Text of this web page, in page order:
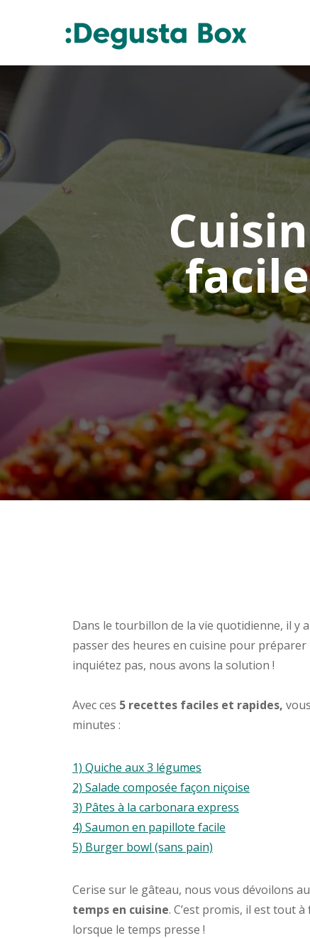
Dans le tourbillon de la vie quotidienne, il y
passer des heures en cuisine pour
inquiétez pas, nous avons la solution !
Avec ces 5 recettes faciles et rapides,
minutes :
1) Quiche aux 3 légumes
2) Salade composée façon niçoise
3) Pâtes à la carbonara express
4) Saumon en papillote facile
5) Burger bowl (sans pain)
Cerise sur le gâteau, nous vous dévoilons
temps en cuisine. C’est promis, il est tout
lorsque le temps presse !